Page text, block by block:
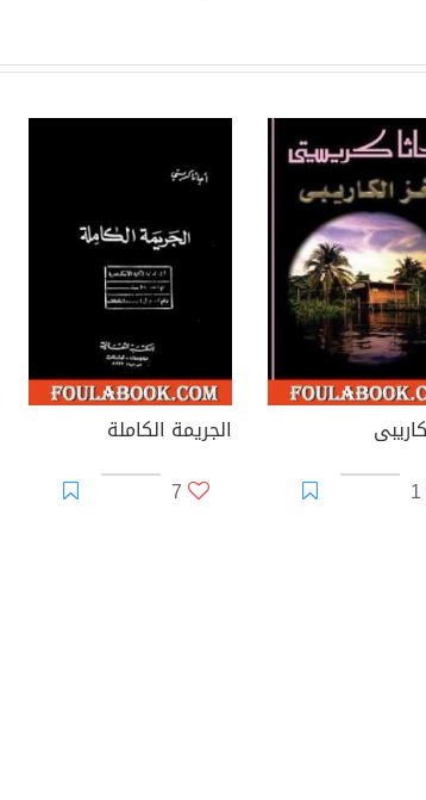
1
الجريمة الكاملة
7